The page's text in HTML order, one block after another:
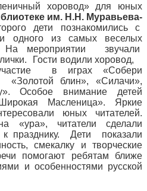
хоровод» для юных
им. Н.Н. Муравьева-
дети познакомились с
одного из самых веселых
На мероприятии звучали
Гости водили хоровод,
в играх «Собери
«Золотой блин», «Силачи»,
Особое внимание детей
Масленица». Яркие
юных читателей.
«ура», читатели сделали
к празднику. Дети показали
смекалку и творческие
помогают ребятам ближе
и особенностями русской